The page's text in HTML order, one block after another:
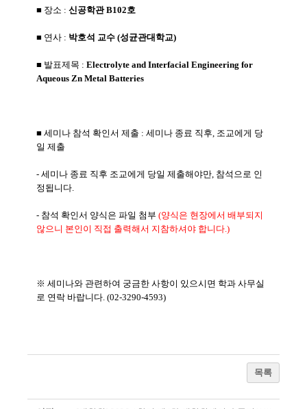
■ 장소 : 신공학관 B102호
■ 연사 : 박호석 교수 (성균관대학교)
■ 발표제목 : Electrolyte and Interfacial Engineering for
Aqueous Zn Metal Batteries
■ 세미나 참석 확인서 제출 : 세미나 종료 직후, 조교에게 당
일 제출
- 세미나 종료 직후 조교에게 당일 제출해야만, 참석으로 인
정됩니다.
- 참석 확인서 양식은 파일 첨부 (양식은 현장에서 배부되지
않으니 본인이 직접 출력해서 지참하셔야 합니다.)
※ 세미나와 관련하여 궁금한 사항이 있으시면 학과 사무실
로 연락 바랍니다. (02-3290-4593)
목록